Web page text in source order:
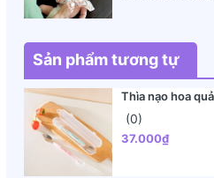
Sản phẩm tương tự
Thìa nạo hoa
(0)
37.000₫